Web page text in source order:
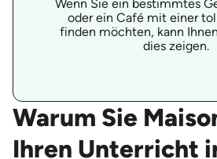
Wenn Sie ein bestimmtes
oder ein Café mit einer
finden möchten, kann
dies zeigen.
Warum Sie
Ihren Unterricht